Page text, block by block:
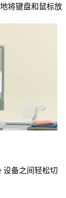
将键盘和鼠标放
设备之间轻松切